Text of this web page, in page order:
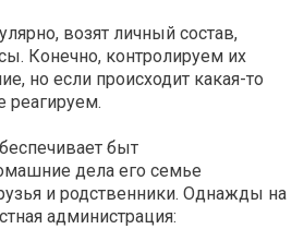
возят личный состав,
Конечно, контролируем их
но если происходит какая-то
реагируем.
быт
дела его семье
и родственники. Однажды на
администрация: